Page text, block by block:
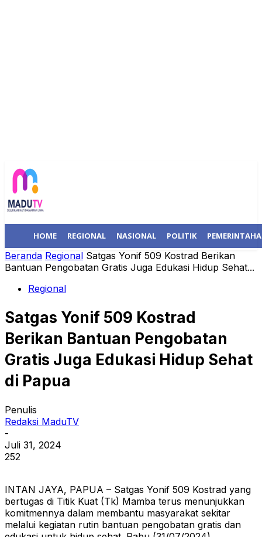
HOME REGIONAL NASIONAL POLITIK
Beranda Regional Satgas Yonif 509 Kostrad Berikan
Bantuan Pengobatan Gratis Juga Edukasi Hidup Sehat...
Regional
Satgas Yonif 509 Kostrad
Berikan Bantuan Pengobatan
Gratis Juga Edukasi Hidup Sehat
di Papua
Penulis
Redaksi MaduTV
-
Juli 31, 2024
252
INTAN JAYA, PAPUA – Satgas Yonif 509 Kostrad yang
bertugas di Titik Kuat (Tk) Mamba terus menunjukkan
komitmennya dalam membantu masyarakat sekitar
melalui kegiatan rutin bantuan pengobatan gratis dan